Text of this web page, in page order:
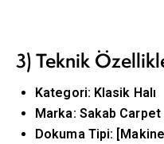
3) Teknik
Kategori: Klasik Halı
Marka: Sakab Carpet
Dokuma Tipi: